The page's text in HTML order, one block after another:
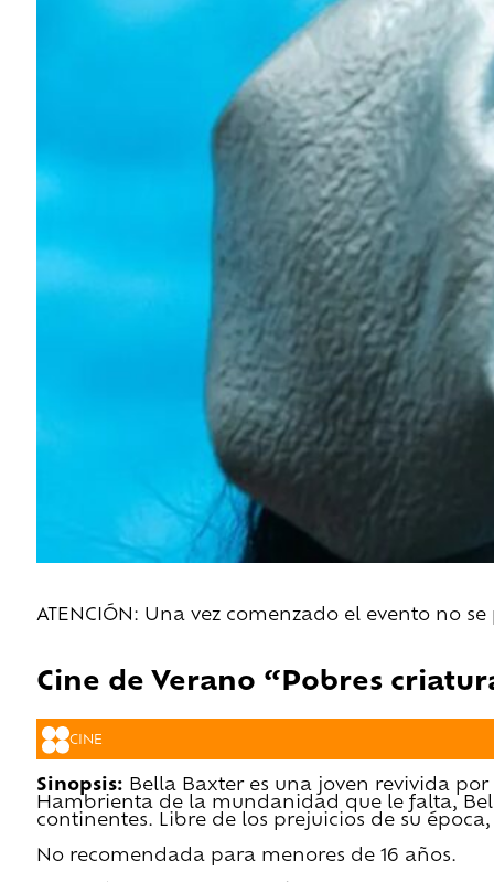
ATENCIÓN: Una vez comenzado el evento no
Cine de Verano “Pobres
CINE
Sinopsis: Bella Baxter es una joven revivida
Hambrienta de la mundanidad que le falta,
continentes. Libre de los prejuicios de su
No recomendada para menores de 16 años.‌